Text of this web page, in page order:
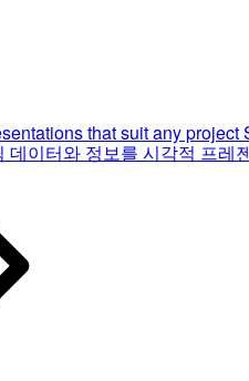
that suit any project
데이터와 정보를 시각적 프레